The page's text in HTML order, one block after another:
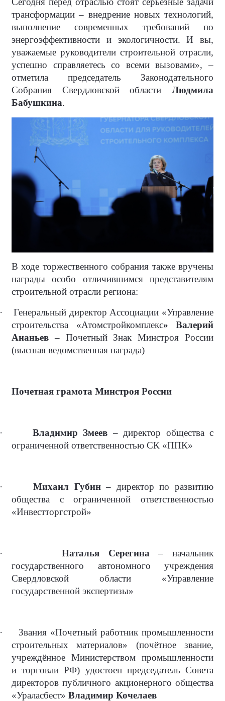
трансформации – внедрение новых технологий,
выполнение современных требований по
энергоэффективности и экологичности. И вы,
уважаемые руководители строительной отрасли,
успешно справляетесь со всеми вызовами», –
отметила председатель Законодательного
Собрания Свердловской области Людмила
Бабушкина.
В ходе торжественного собрания также вручены
награды особо отличившимся представителям
строительной отрасли региона:
·
Генеральный директор Ассоциации «Управление
строительства «Атомстройкомплекс» Валерий
Ананьев – Почетный Знак Минстроя России
(высшая ведомственная награда)
Почетная грамота Минстроя России
· Владимир Змеев – директор общества с
ограниченной ответственностью СК «ППК»
· Михаил Губин– директор по развитию
общества с ограниченной ответственностью
«Инвестторгстрой»
· Наталья Серегина – начальник
государственного автономного учреждения
Свердловской области «Управление
государственной экспертизы»
·
Звания «Почетный работник промышленности
строительных материалов» (почётное звание,
учреждённое Министерством промышленности
и торговли РФ) удостоен председатель Совета
директоров публичного акционерного общества
«Ураласбест» Владимир Кочелаев